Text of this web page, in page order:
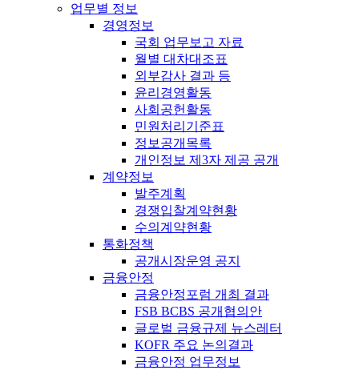
업무별 정보
경영정보
국회 업무보고 자료
월별 대차대조표
외부감사 결과 등
윤리경영활동
사회공헌활동
민원처리기준표
정보공개목록
개인정보 제3자 제공 공개
계약정보
발주계획
경쟁입찰계약현황
수의계약현황
통화정책
공개시장운영 공지
금융안정
금융안정포럼 개최 결과
FSB BCBS 공개협의안
글로벌 금융규제 뉴스레터
KOFR 주요 논의결과
금융안정 업무정보